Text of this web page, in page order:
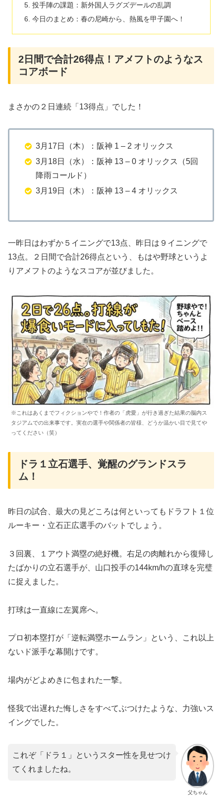
​投手陣の課題：新外国人ラグズデールの乱調
今日のまとめ：春の尼崎から、熱風を甲子園へ！
2日間で合計26得点！アメフトのようなス
コアボード
​まさかの２日連続「13得点」でした！
3月17日（木）：阪神 1 – 2 オリックス
​3月18日（水）：阪神 13 – 0 オリックス（5回
降雨コールド）
​3月19日（木）：阪神 13 – 4 オリックス
​​一昨日はわずか５イニングで13点、昨日は９イニングで
13点。２日間で合計26得点という、もはや野球というよ
りアメフトのようなスコアが並びました。
※これはあくまでフィクションやで！作者の「虎愛」が行き過ぎた結果の脳内ス
タジアムでの出来事です。実在の選手や関係者の皆様、どうか温かい目で見てや
ってください（笑）
​ドラ１立石選手、覚醒のグランドスラ
ム！
​昨日の試合、最大の見どころは何といってもドラフト１位
ルーキー・立石正広選手のバットでしょう。
​３回裏、１アウト満塁の絶好機。右足の肉離れから復帰し
たばかりの立石選手が、山口投手の144km/hの直球を完璧
に捉えました。
打球は一直線に左翼席へ。
プロ初本塁打が「逆転満塁ホームラン」という、これ以上
ないド派手な幕開けです。
​場内がどよめきに包まれた一撃。
怪我で出遅れた悔しさをすべてぶつけたような、力強いス
イングでした。
父ちゃん
これぞ「ドラ１」というスター性を見せつけ
てくれましたね。